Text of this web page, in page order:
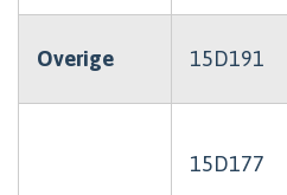
Overige 15D191
15D177